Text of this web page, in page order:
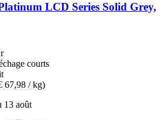
LCD Series Solid Grey,
courts
67,98 / kg)
13 août